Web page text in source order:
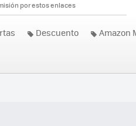
por estos enlaces
Descuento Amazon